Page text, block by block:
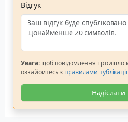
Відгук
Увага: щоб повідомлення пройшло
ознайомтесь з правилами публікації
Надіслати